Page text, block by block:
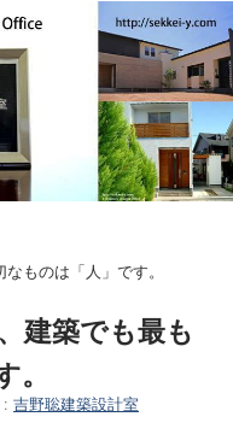
ものは「人」です。
建築でも最も
: 吉野聡建築設計室